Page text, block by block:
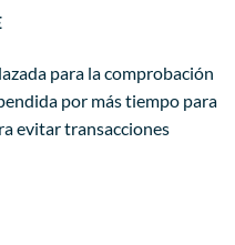
para la comprobación
por más tiempo para
evitar transacciones